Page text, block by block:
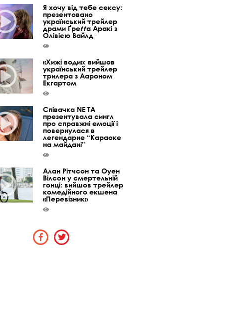
Я хочу від тебе сексу:
презентовано
український трейлер
драми Ґреґґа Аракі з
Олівією Вайлд
«Хижі води»: вийшов
український трейлер
трилера з Аароном
Екгартом
Співачка NE TA
презентувала сингл
про справжні емоції і
повернулася в
легендарне “Караоке
на майдані”
Алан Рітчсон та Оуен
Вілсон у смертельній
гонці: вийшов трейлер
комедійного екшена
«Перевізник»